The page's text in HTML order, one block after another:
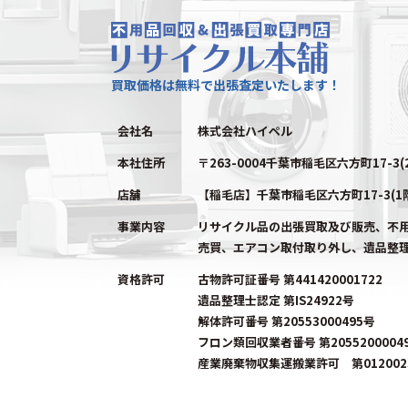
買取価格は無料で出張査定いたします！
会社名
株式会社ハイペル
本社住所
〒263-0004千葉市稲毛区六方町17-
店舗
【稲毛店】千葉市稲毛区六方町17-3(1
事業内容
リサイクル品の出張買取及び販売、不
売買、エアコン取付取り外し、遺品整
資格許可
古物許可証番号 第441420001722
遺品整理士認定 第IS24922号
解体許可番号 第20553000495号
フロン類回収業者番号 第
産業廃棄物収集運搬業許可 第